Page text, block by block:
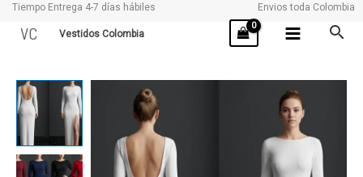
Tiempo Entrega 4-7 días hábiles Envios toda Colombia
VC Vestidos Colombia
LELIA
cantidad